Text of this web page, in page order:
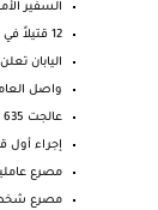
السفير
12 قتيلاً في اشتباكات طرابلس.. الدبيبة وباشاغا يتب...
اليابان تعلن عن
واصل
عالجت 635 حالة .. مستقبل وطن سوهاج ينظم قافلة طبية...
إجراء
مصرع
مصرع شخص وإصابة 14 في سقوط